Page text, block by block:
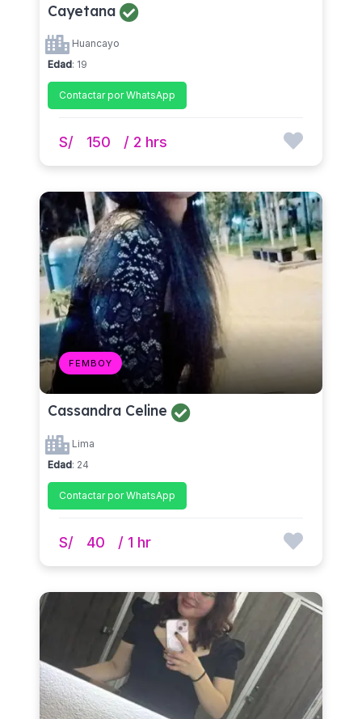
Cayetana
Huancayo
Edad: 19
Contactar por WhatsApp
S/ 150 / 2 hrs
FEMBOY
Cassandra Celine
Lima
Edad: 24
Contactar por WhatsApp
S/ 40 / 1 hr